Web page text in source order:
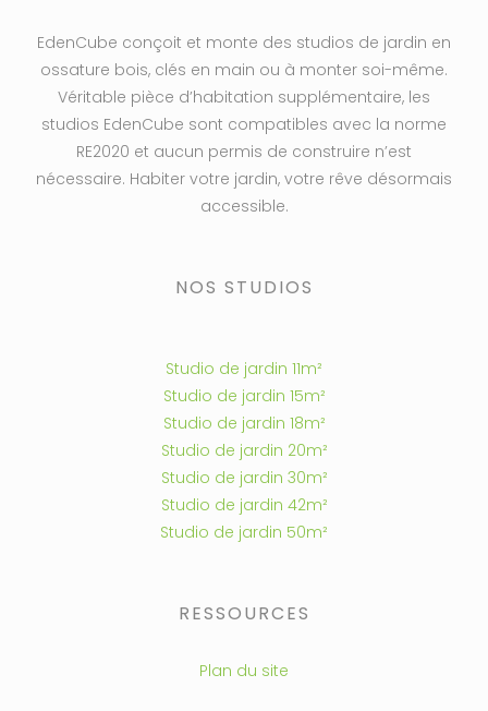
EdenCube conçoit et monte des studios de jardin en
ossature bois, clés en main ou à monter soi-même.
Véritable pièce d’habitation supplémentaire, les
studios EdenCube sont compatibles avec la norme
RE2020 et aucun permis de construire n’est
nécessaire. Habiter votre jardin, votre rêve désormais
accessible.
NOS STUDIOS
Studio de jardin 11m²
Studio de jardin 15m²
Studio de jardin 18m²
Studio de jardin 20m²
Studio de jardin 30m²
Studio de jardin 42m²
Studio de jardin 50m²
RESSOURCES
Plan du site